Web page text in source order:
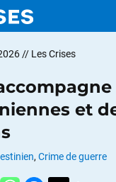
// Les Crises
et
, Crime de guerre